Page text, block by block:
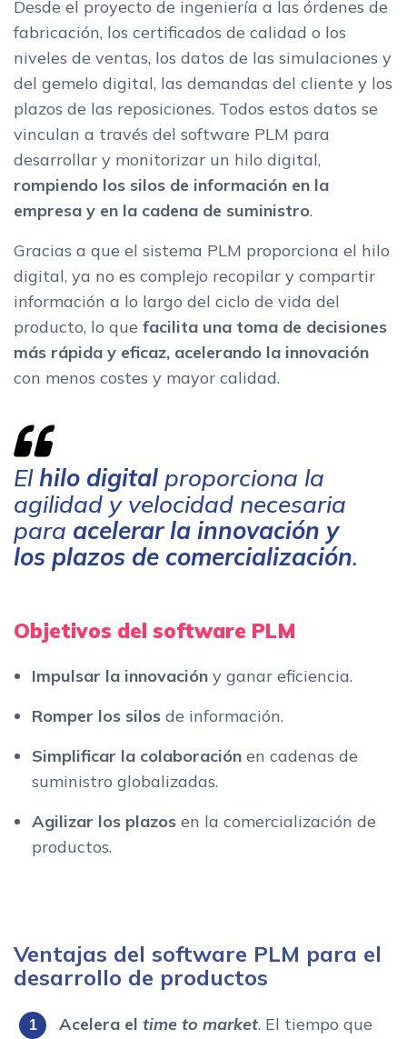
Desde el proyecto de ingeniería a las órdenes de
fabricación, los certificados de calidad o los
niveles de ventas, los datos de las simulaciones y
del gemelo digital, las demandas del cliente y los
plazos de las reposiciones. Todos estos datos se
vinculan a través del software PLM para
desarrollar y monitorizar un hilo digital,
rompiendo los silos de información en la
empresa y en la cadena de suministro.
Gracias a que el sistema PLM proporciona el hilo
digital, ya no es complejo recopilar y compartir
información a lo largo del ciclo de vida del
producto, lo que facilita una toma de decisiones
más rápida y eficaz, acelerando la innovación
con menos costes y mayor calidad.
Elhilo digital proporciona la
agilidad y velocidad necesaria
para acelerar la innovación y
los plazos de comercialización.
Objetivos del software PLM
Impulsar la innovación y ganar eficiencia.
Romper los silos de información.
Simplificar la colaboración en cadenas de
suministro globalizadas.
Agilizar los plazos en la comercialización de
productos.
Ventajas del software PLM para el
desarrollo de productos
Acelera el time to market. El tiempo que